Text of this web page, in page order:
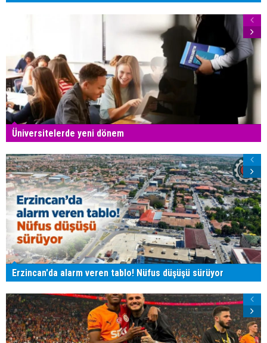
Üniversitelerde yeni dönem
Erzincan'da alarm veren tablo! Nüfus düşüşü sürüyor